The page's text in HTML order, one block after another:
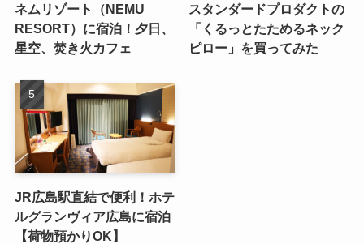
ネムリゾート（NEMU
RESORT）に宿泊！夕日、
星空、焚き火カフェ
スタンダードプロダクトの
「くるっとたためるネック
ピロー」を買ってみた
JR広島駅直結で便利！ホテ
ルグランヴィア広島に宿泊
【荷物預かりOK】